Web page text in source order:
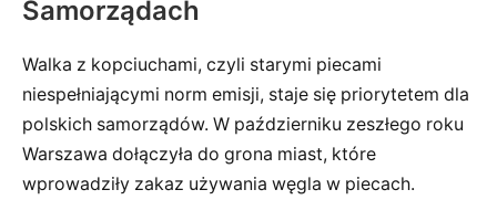
Samorządach
Walka z kopciuchami, czyli starymi piecami
niespełniającymi norm emisji, staje się priorytetem dla
polskich samorządów. W październiku zeszłego roku
Warszawa dołączyła do grona miast, które
wprowadziły zakaz używania węgla w piecach.